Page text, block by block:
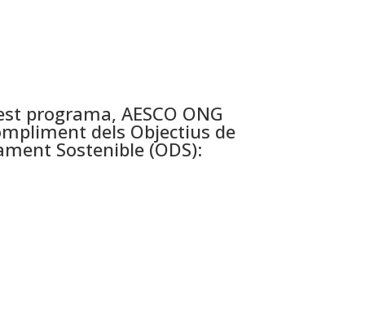
programa, AESCO ONG
dels Objectius de
Sostenible (ODS):